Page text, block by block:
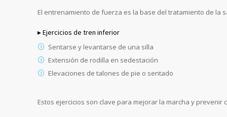
El entrenamiento de fuerza es la base del tratamiento de la
▸ Ejercicios de tren inferior
Sentarse y levantarse de una silla
Extensión de rodilla en sedestación
Elevaciones de talones de pie o sentado
Estos ejercicios son clave para mejorar la marcha y prevenir